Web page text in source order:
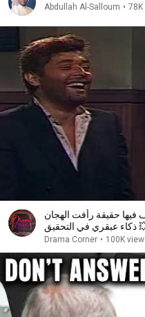
Abdullah Al-Salloum • 78K
حقيقة رأفت الهجان
ذكاء عبقري في التحقيق
Drama Corner • 100K